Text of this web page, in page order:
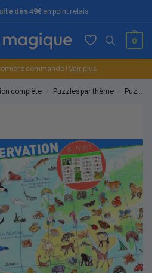
dès 49€en point relais
0
commande ! Voir plus
complète Puzzles par thème Puzzles paysages et nature